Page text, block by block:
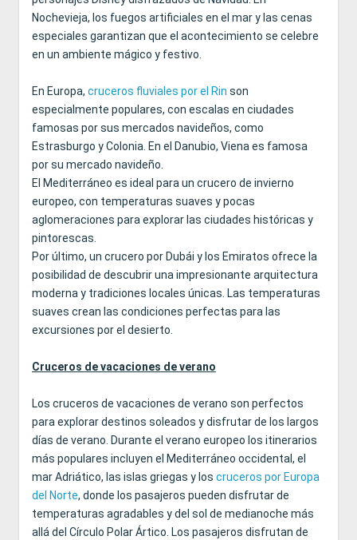
Nochevieja, los fuegos artificiales en el mar y las cenas
especiales garantizan que el acontecimiento se celebre
en un ambiente mágico y festivo.
En Europa, cruceros fluviales por el Rin son
especialmente populares, con escalas en ciudades
famosas por sus mercados navideños, como
Estrasburgo y Colonia. En el Danubio, Viena es famosa
por su mercado navideño.
El Mediterráneo es ideal para un crucero de invierno
europeo, con temperaturas suaves y pocas
aglomeraciones para explorar las ciudades históricas y
pintorescas.
Por último, un crucero por Dubái y los Emiratos ofrece la
posibilidad de descubrir una impresionante arquitectura
moderna y tradiciones locales únicas. Las temperaturas
suaves crean las condiciones perfectas para las
excursiones por el desierto.
Cruceros de vacaciones de verano
Los cruceros de vacaciones de verano son perfectos
para explorar destinos soleados y disfrutar de los largos
días de verano. Durante el verano europeo los itinerarios
más populares incluyen el Mediterráneo occidental, el
mar Adriático, las islas griegas y los cruceros por Europa
del Norte, donde los pasajeros pueden disfrutar de
temperaturas agradables y del sol de medianoche más
allá del Círculo Polar Ártico. Los pasajeros disfrutan de